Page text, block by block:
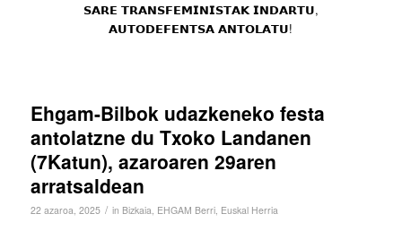
𝗦𝗔𝗥𝗘 𝗧𝗥𝗔𝗡𝗦𝗙𝗘𝗠𝗜𝗡𝗜𝗦𝗧𝗔𝗞 𝗜𝗡𝗗𝗔𝗥𝗧𝗨,
𝗔𝗨𝗧𝗢𝗗𝗘𝗙𝗘𝗡𝗧𝗦𝗔 𝗔𝗡𝗧𝗢𝗟𝗔𝗧𝗨!
Ehgam-Bilbok udazkeneko festa
antolatzne du Txoko Landanen
(7Katun), azaroaren 29aren
arratsaldean
22 azaroa, 2025 / in Bizkaia, EHGAM Berri, Euskal Herria